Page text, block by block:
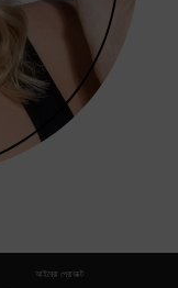
আইব্রো প্রোডাক্ট